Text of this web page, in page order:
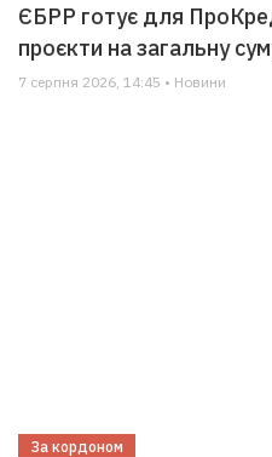
ЄБРР готує для
проєкти на загальну
7 серпня 2026, 14:45 • Новини
За кордоном